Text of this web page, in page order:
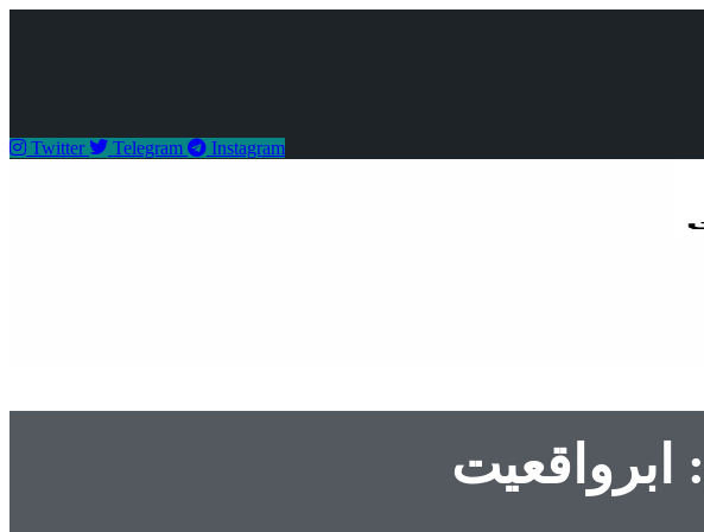
Twitter Telegram Instagram
ابرواقعیت